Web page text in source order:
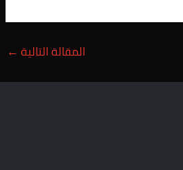
المقالة التالية ←